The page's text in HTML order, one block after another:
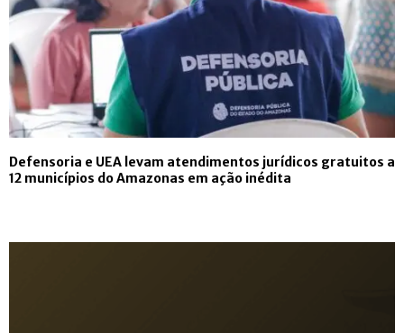
Defensoria e UEA levam atendimentos jurídicos gratuitos a
12 municípios do Amazonas em ação inédita